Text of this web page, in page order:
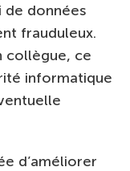
de données
frauduleux.
collègue, ce
informatique
d’améliorer